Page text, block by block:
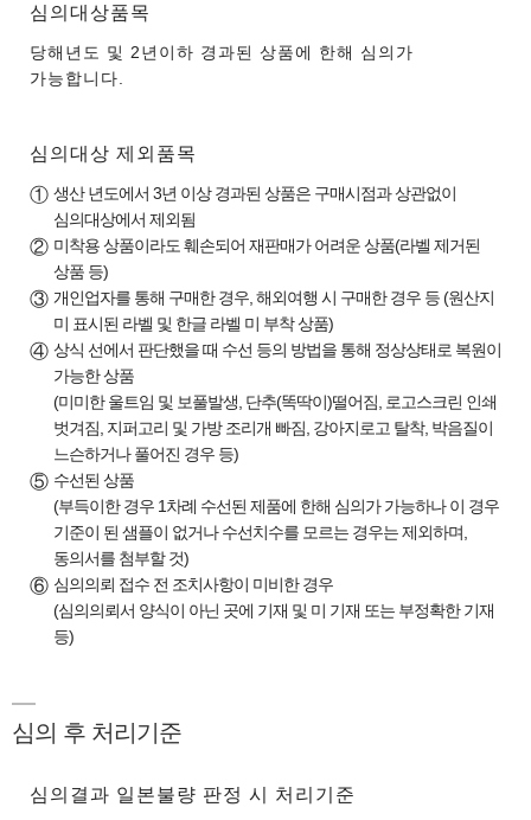
심의대상품목
당해년도 및 2년이하 경과된 상품에 한해 심의가
가능합니다.
심의대상 제외품목
① 생산 년도에서 3년 이상 경과된 상품은 구매시점과 상관없이
심의대상에서 제외됨
② 미착용 상품이라도 훼손되어 재판매가 어려운 상품(라벨 제거된
상품 등)
③ 개인업자를 통해 구매한 경우, 해외여행 시 구매한 경우 등 (원산지
미 표시된 라벨 및 한글 라벨 미 부착 상품)
④ 상식 선에서 판단했을 때 수선 등의 방법을 통해 정상상태로 복원이
가능한 상품
(미미한 울트임 및 보풀발생, 단추(똑딱이)떨어짐, 로고스크린 인쇄
벗겨짐, 지퍼고리 및 가방 조리개 빠짐, 강아지로고 탈착, 박음질이
느슨하거나 풀어진 경우 등)
⑤ 수선된 상품
(부득이한 경우 1차례 수선된 제품에 한해 심의가 가능하나 이 경우
기준이 된 샘플이 없거나 수선치수를 모르는 경우는 제외하며,
동의서를 첨부할 것)
⑥ 심의의뢰 접수 전 조치사항이 미비한 경우
(심의의뢰서 양식이 아닌 곳에 기재 및 미 기재 또는 부정확한 기재
등)
심의 후 처리기준
심의결과 일본불량 판정 시 처리기준